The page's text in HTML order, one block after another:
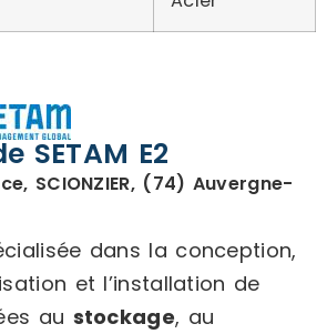
SETAM E2
SCIONZIER, (74) Auvergne-
dans la conception,
et l’installation de
au stockage, au